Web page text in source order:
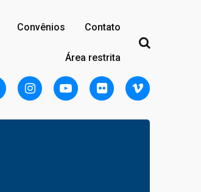
Convênios Contato
Área restrita